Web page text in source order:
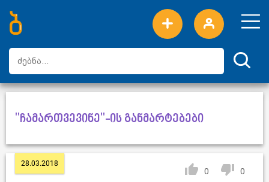
ახალი სიტყვები
ტოპ სიტყვები
დღის ტოპ სიტყვები
ტოპ მომხმარებლები
"ჩამართვევინე"-ის განმარტებები
28.03.2018
0 0